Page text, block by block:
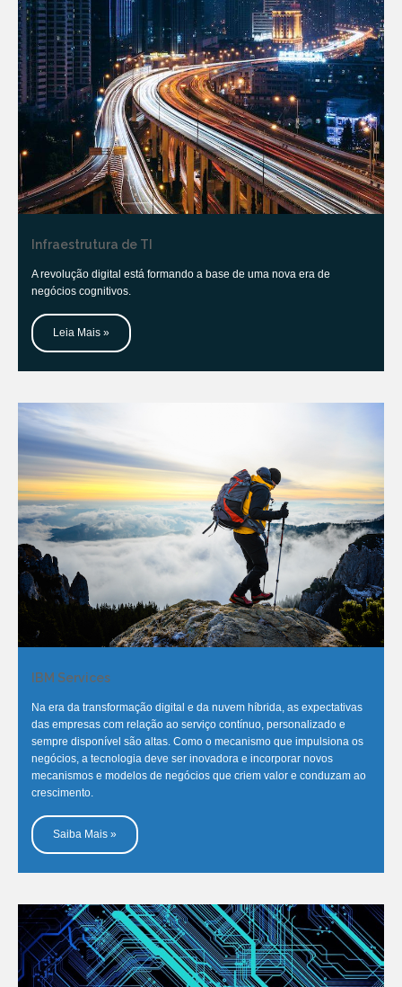
Infraestrutura de TI
A revolução digital está formando a base de uma nova era de
negócios cognitivos.
Leia Mais »
IBM Services
Na era da transformação digital e da nuvem híbrida, as expectativas
das empresas com relação ao serviço contínuo, personalizado e
sempre disponível são altas. Como o mecanismo que impulsiona os
negócios, a tecnologia deve ser inovadora e incorporar novos
mecanismos e modelos de negócios que criem valor e conduzam ao
crescimento.
Saiba Mais »